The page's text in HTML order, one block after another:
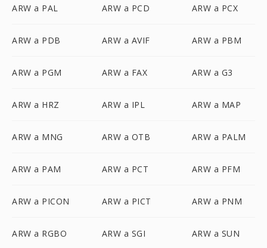
ARW a PAL ARW a PCD ARW a PCX
ARW a PDB ARW a AVIF ARW a PBM
ARW a PGM ARW a FAX ARW a G3
ARW a HRZ ARW a IPL ARW a MAP
ARW a MNG ARW a OTB ARW a PALM
ARW a PAM ARW a PCT ARW a PFM
ARW a PICON ARW a PICT ARW a PNM
ARW a RGBO ARW a SGI ARW a SUN